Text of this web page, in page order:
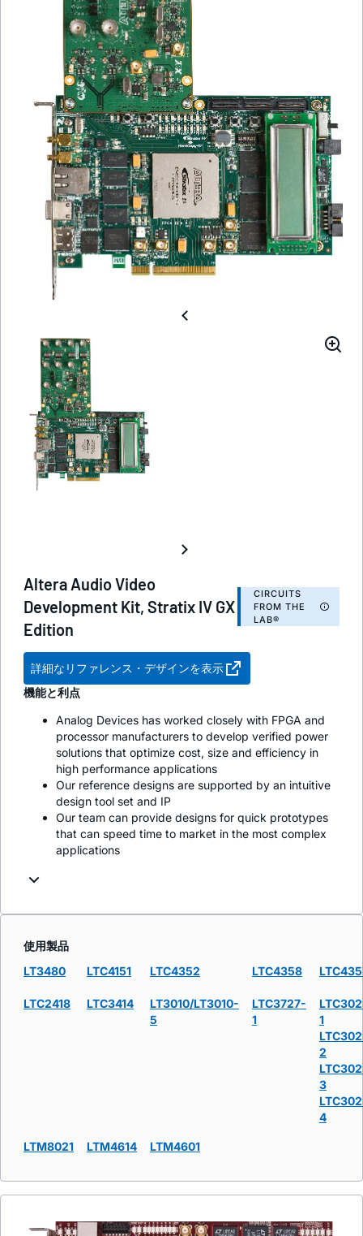
Altera Audio Video
Development Kit, Stratix IV GX
Edition
CIRCUITS
FROM THE
LAB®
詳細なリファレンス・デザインを表示
機能と利点
Analog Devices has worked closely with FPGA and
processor manufacturers to develop verified power
solutions that optimize cost, size and efficiency in
high performance applications
Our reference designs are supported by an intuitive
design tool set and IP
Our team can provide designs for quick prototypes
that can speed time to market in the most complex
applications
使用製品
LT3480
LTC4151 LTC4352 LTC4358
LTC2418 LTC3414
LT3010/LT3010-
5
LTC3727-
1
1
2
3
4
LTM8021 LTM4614 LTM4601